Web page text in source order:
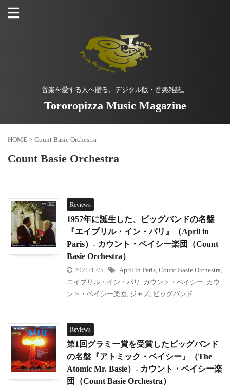
音楽を愛する人へ贈る、デジタル版・音楽雑誌。
Tororopizza Music Magazine
HOME > Count Basie Orchestra
Count Basie Orchestra
Reviews
1957年に誕生した、ビッグバンドの名盤
『エイプリル・イン・パリ』（April in
Paris）- カウント・ベイシー楽団（Count
Basie Orchestra）
2021/12/5 April in Paris Count Basie Orchestra
エイプリル・イン・パリ
カウント・ベイシー カウ
ント・ベイシー楽団 ジャズ ビッグバンド
Reviews
第1回グラミー賞を受賞したビッグバンド
の名盤『アトミック・ベイシー』（The
Atomic Mr. Basie）- カウント・ベイシー楽
団（Count Basie Orchestra）